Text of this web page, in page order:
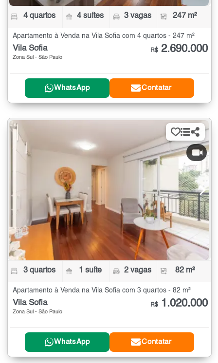
4 quartos 4 suítes 3 vagas 247 m²
Apartamento à Venda na Vila Sofia com 4 quartos - 247 m²
Vila Sofia
Zona Sul - São Paulo
R$ 2.690.000
WhatsApp Contatar
3 quartos 1 suíte 2 vagas 82 m²
Apartamento à Venda na Vila Sofia com 3 quartos - 82 m²
Vila Sofia
Zona Sul - São Paulo
R$ 1.020.000
WhatsApp Contatar